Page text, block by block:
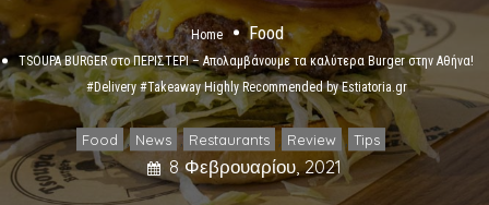
Home Food
TSOUPA BURGER στο ΠΕΡΙΣΤΕΡΙ – Απολαμβάνουμε τα καλύτερα Burger στην Αθήνα!
#Delivery #Takeaway Highly Recommended by Estiatoria.gr
Food , News , Restaurants , Review , Tips
8 Φεβρουαρίου, 2021